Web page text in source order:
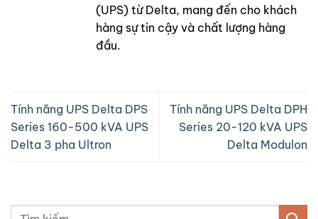
(UPS) từ Delta, mang đến cho khách
hàng sự tin cậy và chất lượng hàng
đầu.
Tính năng UPS Delta DPS
Series 160-500 kVA UPS
Delta 3 pha Ultron
Tính năng UPS Delta DPH
Series 20-120 kVA UPS
Delta Modulon